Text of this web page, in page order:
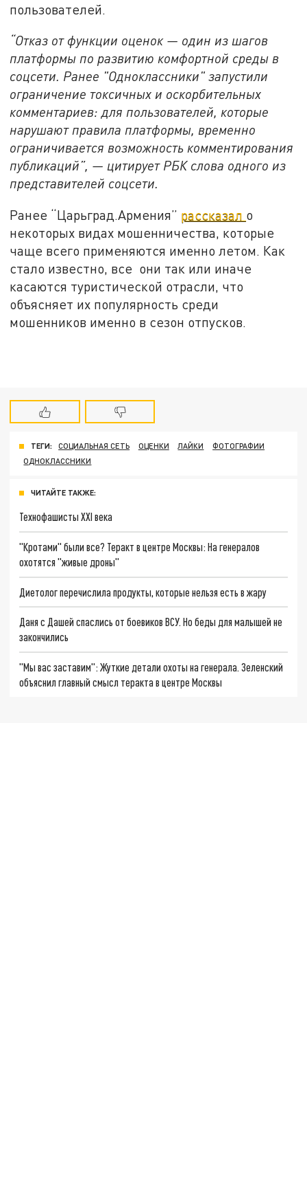
пользователей.
“Отказ от функции оценок — один из шагов
платформы по развитию комфортной среды в
соцсети. Ранее "Одноклассники" запустили
ограничение токсичных и оскорбительных
комментариев: для пользователей, которые
нарушают правила платформы, временно
ограничивается возможность комментирования
публикаций”, — цитирует РБК слова одного из
представителей соцсети.
Ранее “Царьград.Армения” рассказал о
некоторых видах мошенничества, которые
чаще всего применяются именно летом. Как
стало известно, все они так или иначе
касаются туристической отрасли, что
объясняет их популярность среди
мошенников именно в сезон отпусков.
ТЕГИ: СОЦИАЛЬНАЯ СЕТЬ ОЦЕНКИ ЛАЙКИ
ФОТОГРАФИИ
ОДНОКЛАССНИКИ
ЧИТАЙТЕ ТАКЖЕ:
Технофашисты XXI века
"Кротами" были все? Теракт в центре Москвы: На генералов
охотятся "живые дроны"
Диетолог перечислила продукты, которые нельзя есть в жару
Даня с Дашей спаслись от боевиков ВСУ. Но беды для малышей не
закончились
"Мы вас заставим": Жуткие детали охоты на генерала. Зеленский
объяснил главный смысл теракта в центре Москвы